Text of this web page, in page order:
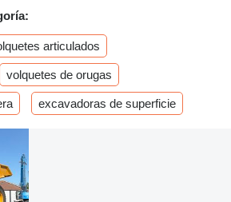
articulados
volquetes de orugas
excavadoras de superficie